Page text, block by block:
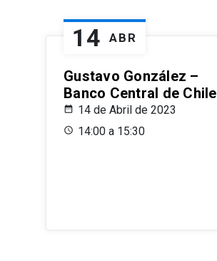
14 ABR
Gustavo González –
Banco Central de Chile
14 de Abril de 2023
14:00 a 15:30